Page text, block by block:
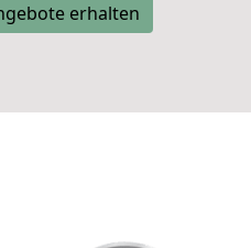
erhalten